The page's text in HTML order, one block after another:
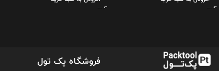
فروشگاه پک تول